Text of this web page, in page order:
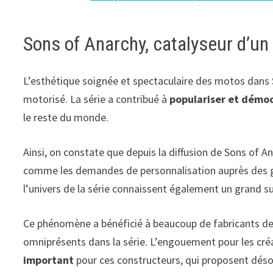
Sons of Anarchy, catalyseur
L’esthétique soignée et spectaculaire des motos
motorisé. La série a contribué à populariser et
le reste du monde.
Ainsi, on constate que depuis la diffusion de Sons of
comme les demandes de personnalisation auprès
l’univers de la série connaissent également un grand
Ce phénomène a bénéficié à beaucoup de
omniprésents dans la série. L’engouement pour les
important pour ces constructeurs, qui proposent